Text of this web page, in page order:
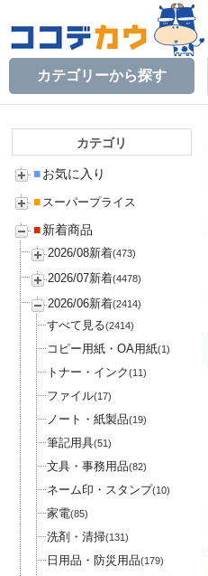
カテゴリーから探す
カテゴリ
■お気に入り
■ スーパープライス
■新着商品
2026/08新着(473)
2026/07新着(4478)
2026/06新着(2414)
すべて見る(2414)
コピー用紙・OA用紙(1)
トナー・インク(11)
ファイル(17)
ノート・紙製品(19)
筆記用具(51)
文具・事務用品(82)
ネーム印・スタンプ(10)
家電(85)
洗剤・清掃(131)
日用品・防災用品(179)